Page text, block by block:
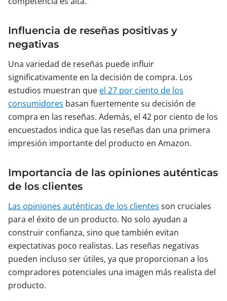
Influencia de reseñas positivas y
negativas
Una variedad de reseñas puede influir
significativamente en la decisión de compra. Los
estudios muestran que el 27 por ciento de los
consumidores basan fuertemente su decisión de
compra en las reseñas. Además, el 42 por ciento de los
encuestados indica que las reseñas dan una primera
impresión importante del producto en Amazon.
Importancia de las opiniones auténticas
de los clientes
Las opiniones auténticas de los clientes son cruciales
para el éxito de un producto. No solo ayudan a
construir confianza, sino que también evitan
expectativas poco realistas. Las reseñas negativas
pueden incluso ser útiles, ya que proporcionan a los
compradores potenciales una imagen más realista del
producto.